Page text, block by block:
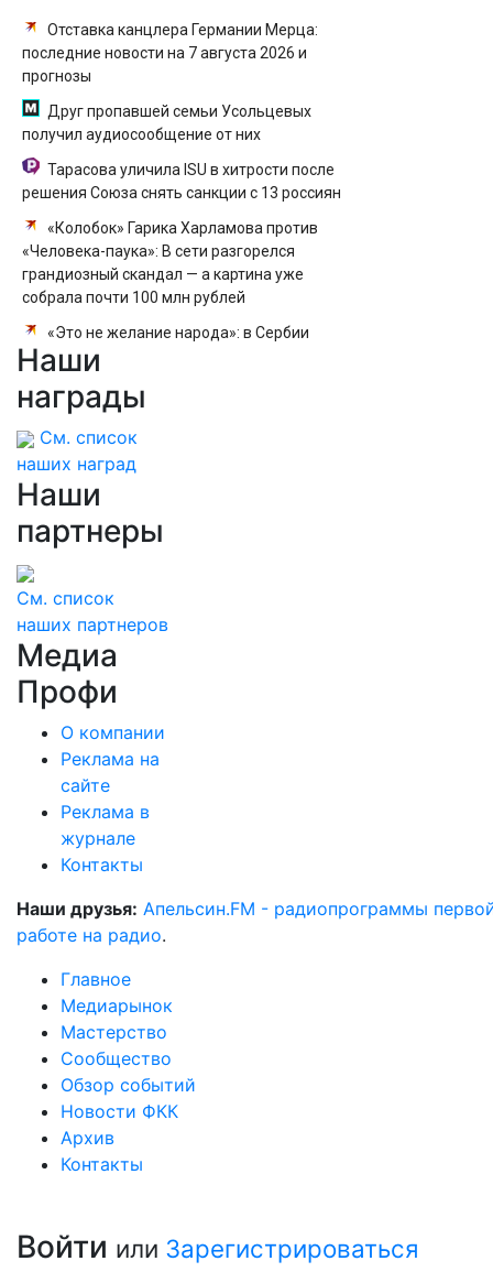
Отставка канцлера Германии Мерца:
последние новости на 7 августа 2026 и
прогнозы
Друг пропавшей семьи Усольцевых
получил аудиосообщение от них
Тарасова уличила ISU в хитрости после
решения Союза снять санкции с 13 россиян
«Колобок» Гарика Харламова против
«Человека-паука»: В сети разгорелся
грандиозный скандал — а картина уже
собрала почти 100 млн рублей
«Это не желание народа»: в Сербии
рассказали, что заставило страну принять
Наши
награды
См. список
наших наград
Наши
партнеры
См. список
наших партнеров
Медиа
Профи
О компании
Реклама на
сайте
Реклама в
журнале
Контакты
Наши друзья: Апельсин.FM - радиопрограммы
работе на радио.
Главное
Медиарынок
Мастерство
Сообщество
Обзор событий
Новости ФКК
Архив
Контакты
Войти или Зарегистрироваться